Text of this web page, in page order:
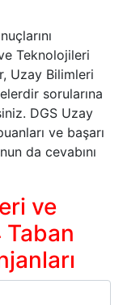
Teknolojileri
Uzay Bilimleri
sorularına
DGS Uzay
ve başarı
da cevabını
ve